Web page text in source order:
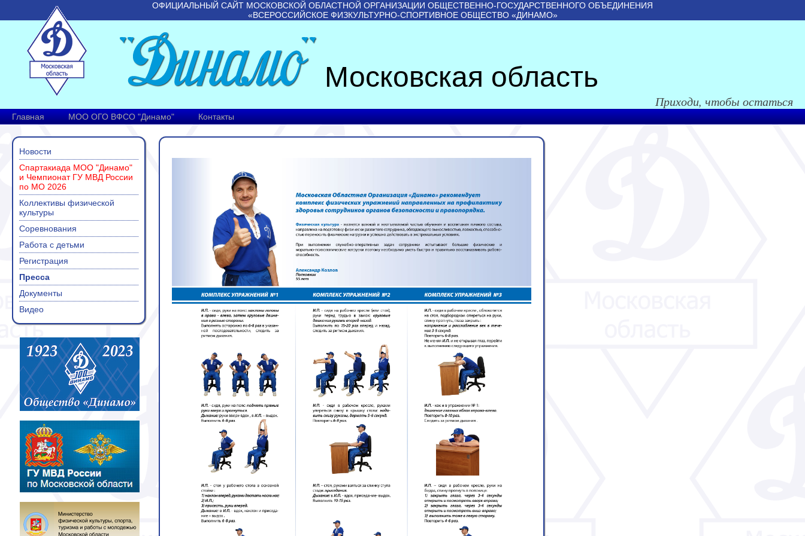
ОФИЦИАЛЬНЫЙ САЙТ МОСКОВСКОЙ ОБЛАСТНОЙ ОРГАНИЗАЦИИ ОБЩЕСТВЕННО-ГОСУДАРСТВЕННОГО ОБЪЕДИНЕНИЯ
«ВСЕРОССИЙСКОЕ ФИЗКУЛЬТУРНО-СПОРТИВНОЕ ОБЩЕСТВО «ДИНАМО»
Московская область
Приходи, чтобы остаться
Главная МОО ОГО ВФСО "Динамо" Контакты
Новости
Спартакиада МОО "Динамо"
и Чемпионат ГУ МВД России
по МО 2026
Коллективы физической
культуры
Соревнования
Работа с детьми
Регистрация
Пресса
Документы
Видео